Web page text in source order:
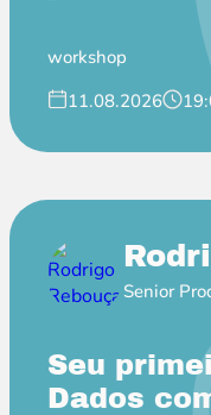
workshop
11.08.2026
Senior
Seu
Dados